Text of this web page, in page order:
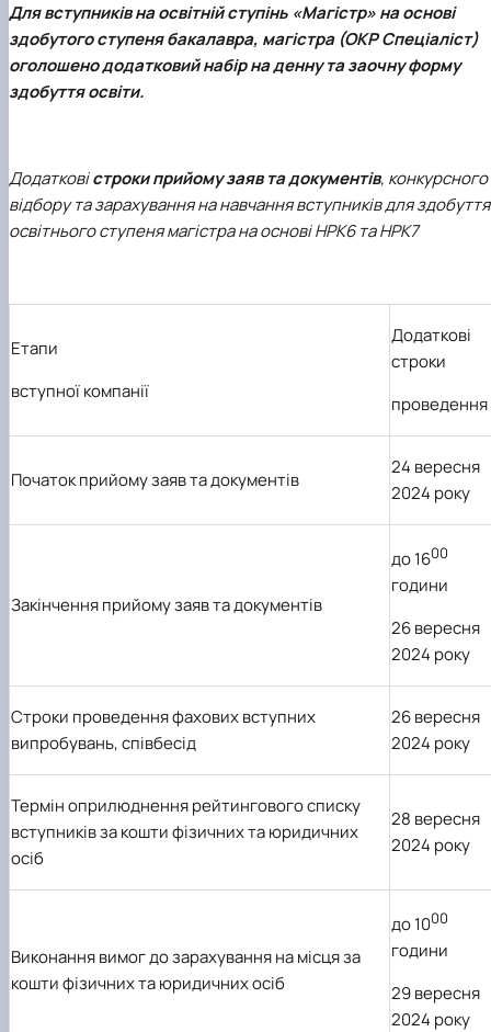
Для вступників на освітній ступінь «Магістр» на основі
здобутого ступеня бакалавра, магістра (ОКР Спеціаліст)
оголошено додатковий набірна денну та заочну форму
здобуття освіти.
Додатковістроки прийому заяв та документів, конкурсного
відбору та зарахування на навчання вступників для здобуття
освітнього ступеня магістра на основі НРК6 та НРК7
Етапи
вступної компанії
Додаткові
строки
проведення
Початок прийому заяв та документів
24 вересня
2024 року
Закінчення прийому заяв та документів
до1600
години
26 вересня
2024 року
Строки проведення фахових вступних
випробувань, співбесід
26 вересня
2024 року
Термін оприлюднення рейтингового списку
вступників за кошти фізичних та юридичних
осіб
28 вересня
2024 року
Виконання вимог до зарахування на місця за
кошти фізичних та юридичних осіб
до1000
години
29 вересня
2024 року